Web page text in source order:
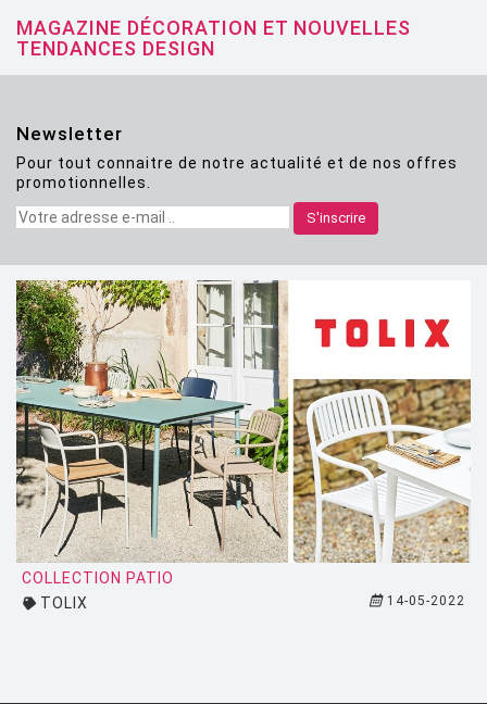
CASSINA
CATELLANI AND SMITH
CINNA
CLASSICON
CRASSEVIG
DESIGN HOUSE STOCKHOLM
DRIADE
EDRA
EGO PARIS
EMU
ESTABLISHED AND SONS
ETHNICRAFT
FATBOY
FERMOB
MAGAZINE DÉCORATION ET NOUVELLES
TENDANCES DESIGN
Newsletter
Pour tout connaitre de notre actualité et de nos offres
promotionnelles.
S'inscrire
COLLECTION PATIO
TOLIX
14-05-2022